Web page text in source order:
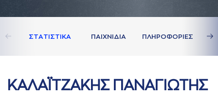
ΣΤAΤΙΣΤΙΚA ΠAΙΧΝΙΔΙA ΠΛΗΡΟΦΟΡΙΕΣ
ΚAΛAΪΤΖAΚΗΣ ΠAΝAΓΙΩΤΗΣ